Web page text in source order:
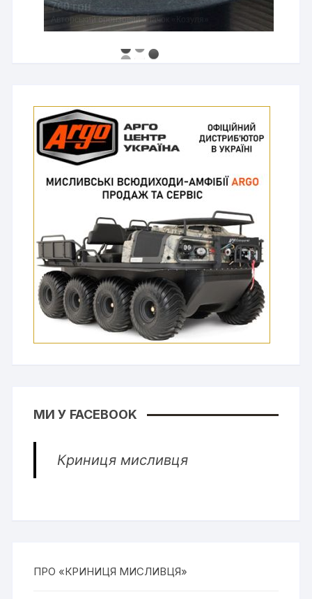
760 грн
Авторський бронзовий значок «Козуля»
МИ У FACEBOOK
Криниця мисливця
ПРО «КРИНИЦЯ МИСЛИВЦЯ»